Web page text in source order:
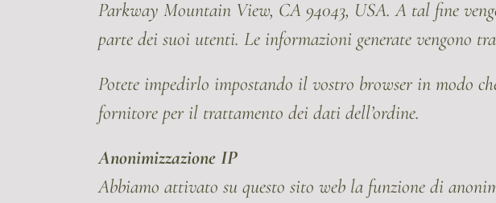
Parkway Mountain View, CA 94043, USA. A tal fine
parte dei suoi utenti. Le informazioni generate vengono
Potete impedirlo impostando il vostro browser in modo
fornitore per il trattamento dei dati dell’ordine.
Anonimizzazione IP
Abbiamo attivato su questo sito web la funzione di